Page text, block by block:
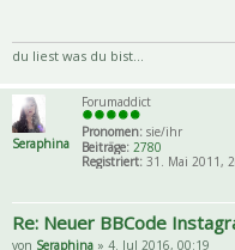
du liest was du bist...
Seraphina
Forumaddict
Pronomen: sie/ihr
Beiträge: 2780
Registriert: 31. Mai 2011,
Re: Neuer BBCode
von Seraphina » 4. Jul 2016, 00:19